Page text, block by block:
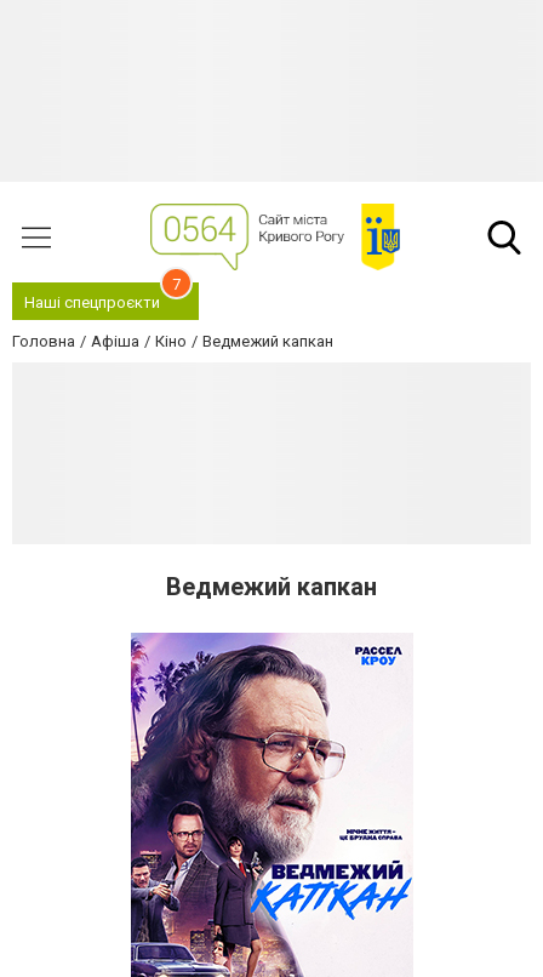
Наші спецпроєкти
7
Головна Афіша Кіно Ведмежий капкан
Ведмежий капкан